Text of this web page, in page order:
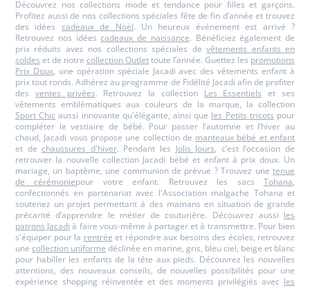
Découvrez nos collections mode et tendance pour filles et garçons.
Profitez aussi de nos collections spéciales fête de fin d’année et trouvez
des idées cadeaux de Noël. Un heureux événement est arrivé ?
Retrouvez nos idéescadeaux de naissance. Bénéficiez également de
prix réduits avec nos collections spéciales devêtements enfants en
soldes et de notre collection Outlettoute l’année. Guettez les promotions
Prix Doux, une opération spéciale Jacadi avec des vêtements enfant à
prix tout ronds. Adhérez au programme de Fidélité Jacadi afin de profiter
des ventes privées. Retrouvez la collection Les Essentiels et ses
vêtements emblématiques aux couleurs de la marque, la collection
Sport Chic aussi innovante qu'élégante, ainsi que les Petits tricots pour
compléter le vestiaire de bébé. Pour passer l’automne et l’hiver au
chaud, Jacadi vous propose une collection de manteaux bébé et enfant
et dechaussures d'hiver. Pendant les Jolis Jours, c’est l’occasion de
retrouver la nouvelle collection Jacadi bébé et enfant à prix doux. Un
mariage, un baptême, une communion de prévue ? Trouvez une tenue
de cérémoniepour votre enfant. Retrouvez les sacsTohana,
confectionnés en partenariat avec l'Association malgache Tohana et
soutenez un projet permettant à des mamans en situation de grande
précarité d’apprendre le métier de couturière. Découvrez aussi les
patrons Jacadi à faire vous-même à partager et à transmettre. Pour bien
s'équiper pour la rentrée et répondre aux besoins des écoles, retrouvez
une collection uniforme déclinée en marine, gris, bleu ciel, beige et blanc
pour habiller les enfants de la tête aux pieds. Découvrez les nouvelles
attentions, des nouveaux conseils, de nouvelles possibilités pour une
expérience shopping réinventée et des moments privilégiés avec les